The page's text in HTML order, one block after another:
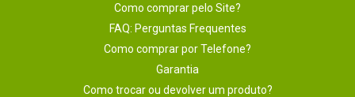
Como comprar pelo Site?
FAQ: Perguntas Frequentes
Como comprar por Telefone?
Garantia
Como trocar ou devolver um produto?